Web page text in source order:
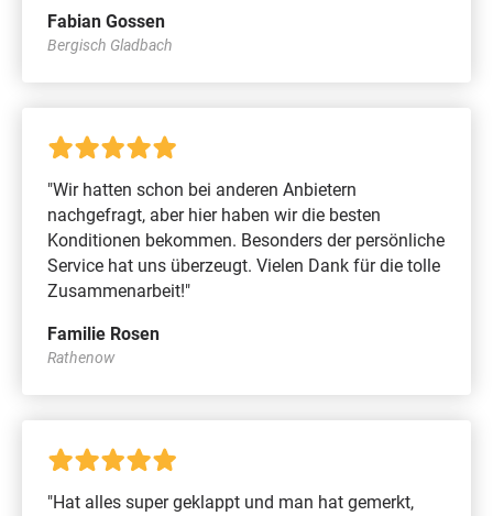
Fabian Gossen
Bergisch Gladbach
"Wir hatten schon bei anderen Anbietern
nachgefragt, aber hier haben wir die besten
Konditionen bekommen. Besonders der persönliche
Service hat uns überzeugt. Vielen Dank für die tolle
Zusammenarbeit!"
Familie Rosen
Rathenow
"Hat alles super geklappt und man hat gemerkt,